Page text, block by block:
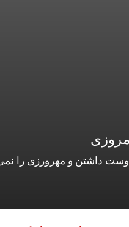
داشتن و مهرورزی را